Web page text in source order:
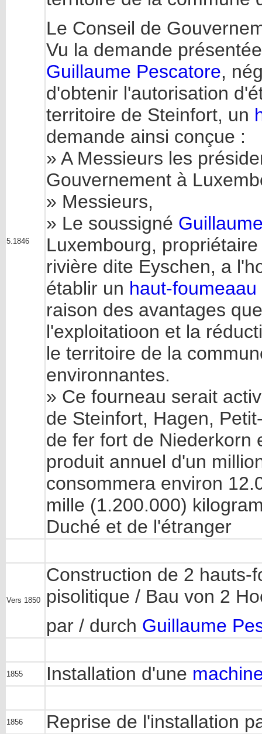
5.1846
Le Conseil de
Vu la demande
Guillaume Pescatore,
d'obtenir l'autorisation
territoire de Steinfort, un
demande ainsi conçue :
» A Messieurs les
Gouvernement à
» Messieurs,
» Le soussigné
Luxembourg,
rivière dite Eyschen, a
établir un haut-foumeaau
raison des avantages
l'exploitatioon et la
le territoire de la
environnantes.
» Ce fourneau serait
de Steinfort, Hagen,
de fer fort de Niederkorn
produit annuel d'un
consommera environ
mille (1.200.000)
Duché et de l'étranger
Vers 1850
Construction de 2 hauts-
pisolitique / Bau von 2
par / durch Guillaume
1855 Installation d'une
1856 Reprise de l'installation